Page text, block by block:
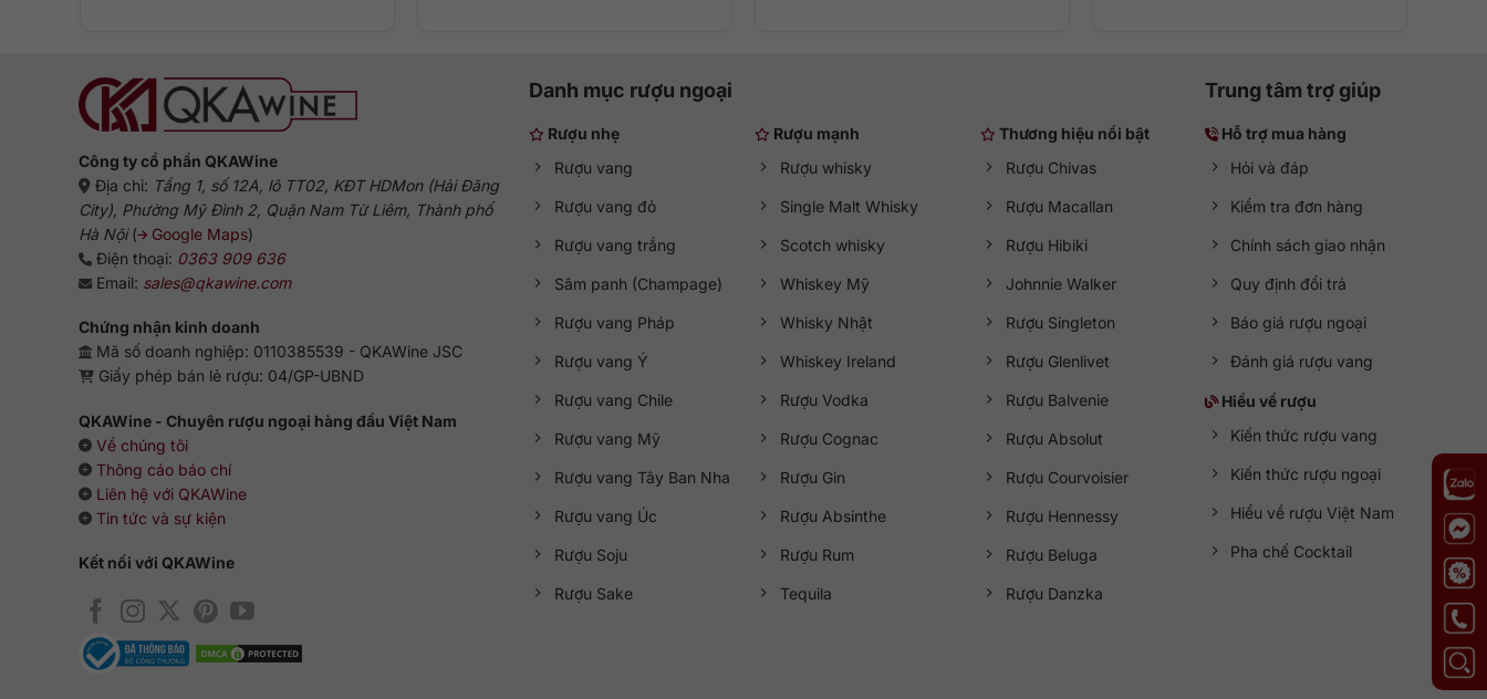
Công ty cổ phần QKAWine
Địa chỉ: Tầng 1, số 12A, lô TT02, KĐT HDMon (Hải Đăng
City), Phường Mỹ Đình 2, Quận Nam Từ Liêm, Thành phố
Hà Nội( Google Maps)
Điện thoại: 0363 909 636
Email: sales@qkawine.com
Chứng nhận kinh doanh
Mã số doanh nghiệp: 0110385539 - QKAWine JSC
Giấy phép bán lẻ rượu: 04/GP-UBND
QKAWine - Chuyên rượu ngoại hàng đầu Việt Nam
Về chúng tôi
Thông cáo báo chí
Liên hệ với QKAWine
Tin tức và sự kiện
Kết nối với QKAWine
Danh mục rượu ngoại
Rượu nhẹ
Rượu vang
Rượu vang đỏ
Rượu vang trắng
Sâm panh (Champage)
Rượu vang Pháp
Rượu vang Ý
Rượu vang Chile
Rượu vang Mỹ
Rượu vang Tây Ban Nha
Rượu vang Úc
Rượu Soju
Rượu Sake
Rượu mạnh
Rượu whisky
Single Malt Whisky
Scotch whisky
Whiskey Mỹ
Whisky Nhật
Whiskey Ireland
Rượu Vodka
Rượu Cognac
Rượu Gin
Rượu Absinthe
Rượu Rum
Tequila
Thương hiệu nổi bật
Rượu Chivas
Rượu Macallan
Rượu Hibiki
Johnnie Walker
Rượu Singleton
Rượu Glenlivet
Rượu Balvenie
Rượu Absolut
Rượu Courvoisier
Rượu Hennessy
Rượu Beluga
Rượu Danzka
Trung tâm trợ giúp
Hỗ trợ mua hàng
Hỏi và đáp
Kiểm tra đơn hàng
Chính sách giao nhận
Quy định đổi trả
Báo giá rượu ngoại
Đánh giá rượu vang
Hiểu về rượu
Kiến thức rượu vang
Kiến thức rượu ngoại
Hiểu về rượu Việt Nam
Pha chế Cocktail